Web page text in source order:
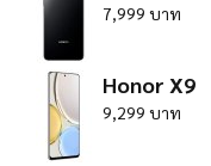
7,999 บาท
Honor X9
9,299 บาท